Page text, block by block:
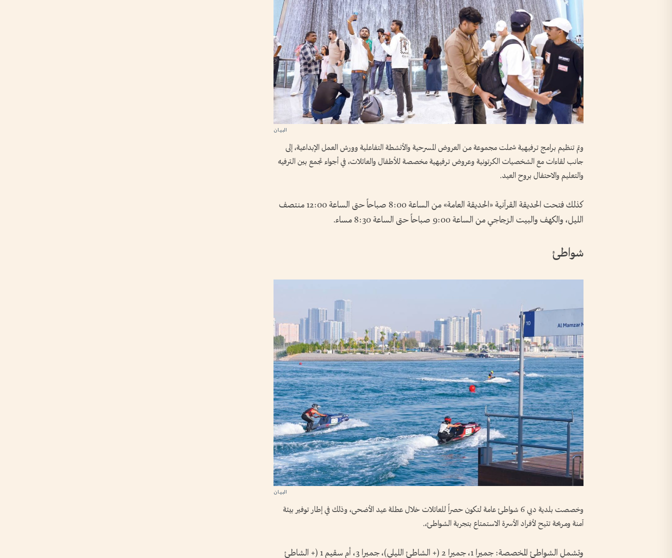
وتم تنظيم برامج ترفيهية شملت مجموعة من العروض المسرحية والأنشطة التفاعلية وورش العمل الإبداعية، إلى
جانب لقاءات مع الشخصيات الكرتونية وعروض ترفيهية مخصصة للأطفال والعائلات، في أجواء تجمع بين الترفيه
والتعليم والاحتفال بروح العيد.
كذلك فتحت الحديقة القرآنية «الحديقة العامة» من الساعة 8:00 صباحاً حتى الساعة 12:00 منتصف
الليل، والكهف والبيت الزجاجي من الساعة 9:00 صباحاً حتى الساعة 8:30 مساء.
شواطئ
وخصصت بلدية دبي 6 شواطئ عامة لتكون حصراً للعائلات خلال عطلة عيد الأضحى، وذلك في إطار توفير بيئة
آمنة ومريحة تتيح لأفراد الأسرة الاستمتاع بتجربة الشواطئ،.
وتشمل الشواطئ المخصصة: جميرا 1، جميرا 2 (+ الشاطئ الليلي)، جميرا 3، أم سقيم 1 (+ الشاطئ